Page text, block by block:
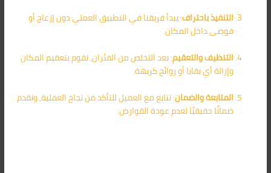
التنفيذ باحتراف: يبدأ فريقنا في التطبيق العملي دون إزعاج أو
فوضى داخل المكان.
التنظيف والتعقيم: بعد التخلص من الفئران، نقوم بتعقيم المكان
وإزالة أي بقايا أو روائح كريهة.
المتابعة والضمان: نتابع مع العميل للتأكد من نجاح العملية، ونقدم
ضمانًا حقيقيًا لعدم عودة القوارض.